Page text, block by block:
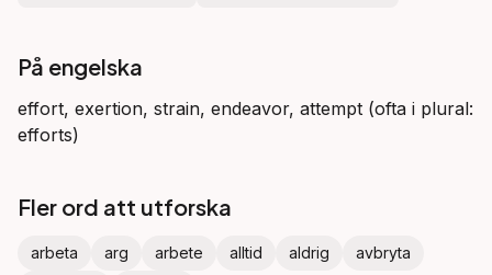
På engelska
effort, exertion, strain, endeavor, attempt (ofta i plural:
efforts)
Fler ord att utforska
arbeta arg arbete alltid aldrig
avbryta